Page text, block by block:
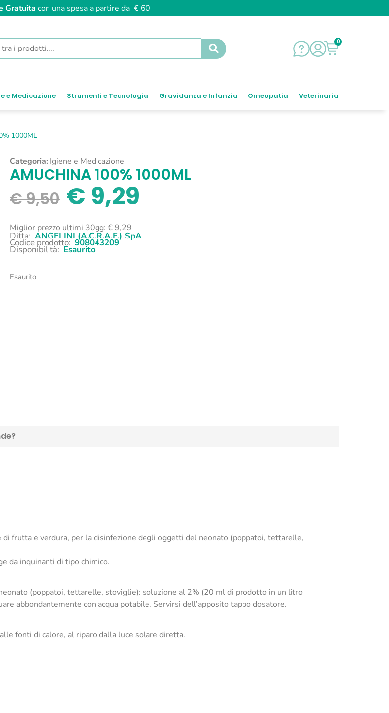
Gratuita con una spesa a partire da € 60
0
e Medicazione Strumenti e Tecnologia Gravidanza e Infanzia Omeopatia Veterinaria
1000ML
Categoria: Igiene e Medicazione
AMUCHINA 100% 1000ML
€9,50 €9,29
Miglior prezzo ultimi 30gg:€9,29
Ditta: ANGELINI (A.C.R.A.F.) SpA
Codice prodotto: 908043209
Disponibilità: Esaurito
Esaurito
frutta e verdura, per la disinfezione degli oggetti del neonato (poppatoi, tettarelle,
da inquinanti di tipo chimico.
(poppatoi, tettarelle, stoviglie): soluzione al 2% (20 ml di prodotto in un litro
abbondantemente con acqua potabile. Servirsi dell’apposito tappo dosatore.
fonti di calore, al riparo dalla luce solare diretta.